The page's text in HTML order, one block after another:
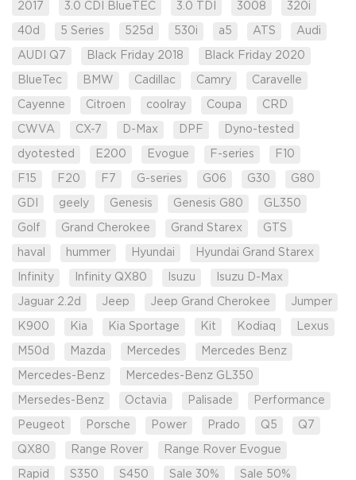
2017 3.0 CDI BlueTEC 3.0 TDI 3008 320i
40d 5 Series 525d 530i a5 ATS Audi
AUDI Q7 Black Friday 2018 Black Friday 2020
BlueTec BMW Cadillac Camry Caravelle
Cayenne Citroen coolray Coupa CRD
CWVA CX-7 D-Max DPF Dyno-tested
dyotested E200 Evogue F-series F10
F15 F20 F7 G-series G06 G30 G80
GDI geely Genesis Genesis G80 GL350
Golf Grand Cherokee Grand Starex GTS
haval hummer Hyundai Hyundai Grand Starex
Infinity Infinity QX80 Isuzu Isuzu D-Max
Jaguar 2.2d Jeep Jeep Grand Cherokee Jumper
K900 Kia Kia Sportage Kit Kodiaq Lexus
M50d Mazda Mercedes Mercedes Benz
Mercedes-Benz Mercedes-Benz GL350
Mersedes-Benz Octavia Palisade Performance
Peugeot Porsche Power Prado Q5 Q7
QX80 Range Rover Range Rover Evogue
Rapid S350 S450 Sale 30% Sale 50%